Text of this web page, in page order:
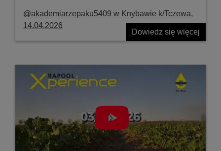
@akademiarzepaku5409 w Knybawie k/Tczewa,
14.04.2026
Dowiedz się więcej